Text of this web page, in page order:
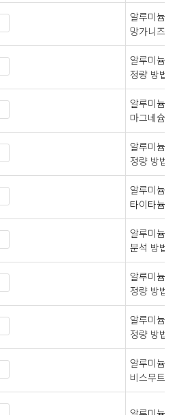
알루미늄
망가니즈
알루미늄
정량 방법
알루미늄
마그네슘
알루미늄
정량 방법
알루미늄
타이타늄
알루미늄
분석 방법
알루미늄
정량 방법
알루미늄
정량 방법
알루미늄
비스무트